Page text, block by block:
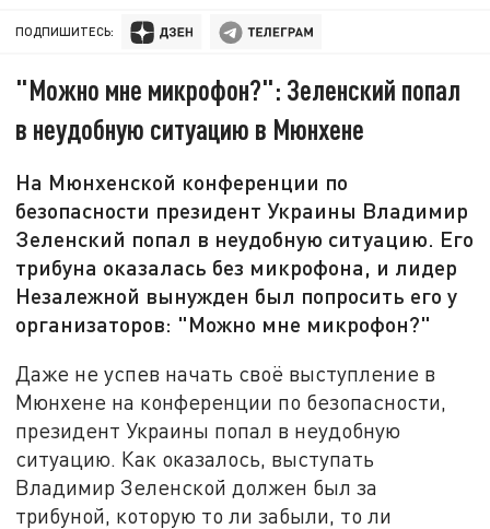
ПОДПИШИТЕСЬ:
"Можно мне микрофон?": Зеленский попал
в неудобную ситуацию в Мюнхене
На Мюнхенской конференции по
безопасности президент Украины Владимир
Зеленский попал в неудобную ситуацию. Его
трибуна оказалась без микрофона, и лидер
Незалежной вынужден был попросить его у
организаторов: "Можно мне микрофон?"
Даже не успев начать своё выступление в
Мюнхене на конференции по безопасности,
президент Украины попал в неудобную
ситуацию. Как оказалось, выступать
Владимир Зеленской должен был за
трибуной, которую то ли забыли, то ли